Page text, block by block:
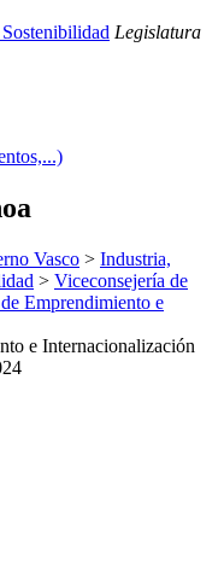
Legislatura
Vasco > Industria,
> Viceconsejería de
Emprendimiento e
e Internacionalización